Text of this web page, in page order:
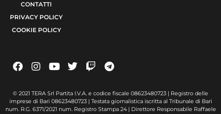
CONTATTI
PRIVACY POLICY
COOKIE POLICY
© 2021 TERA Srl Partita I.V.A. e codice fiscale 08623480723 | Registro delle
imprese di Bari 08623480723 | Testata giornalistica iscritta al Tribunale di Bari
num. R.G. 6371/2021 num. Registro Stampa 24 | Direttore Responsabile Raffaele